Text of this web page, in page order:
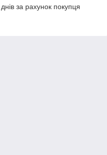
за рахунок покупця